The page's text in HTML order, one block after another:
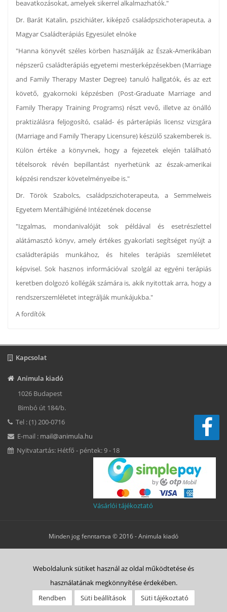
beavatkozásokat, amelyek sikerrel alkalmazhatók."
Dr. Barát Katalin, pszichiáter, kiképző családpszichoterapeuta, a
Magyar Családterápiás Egyesület elnöke
"Hanna könyvét széles körben használják az Észak-Amerikában
népszerű családterápiás egyetemi mesterképzésekben (Marriage
and Family Therapy Master Degree) tanuló hallgatók, és az ezt
követő, gyakornoki képzésben (Post-Graduate Marriage and
Family Therapy Training Programs) részt vevő, illetve az önálló
praktizálásra feljogosító, család- és párterápiás licensz vizsgára
(Marriage and Family Therapy Licensure) készülő szakemberek is.
Külön értéke a könyvnek, hogy a fejezetek elején található
tételsorok révén bepillantást nyerhetünk az észak-amerikai
képzési rendszer követelményeibe is."
Dr. Török Szabolcs, családpszichoterapeuta, a Semmelweis
Egyetem Mentálhigiéné Intézetének docense
"Izgalmas, mondanivalóját sok példával és esetrészlettel
alátámasztó könyv, amely értékes gyakorlati segítséget nyújt a
családterápiás munkához, és hiteles terápiás szemléletet
képvisel. Sok hasznos információval szolgál az egyéni terápiás
keretben dolgozó kollégák számára is, akik nyitottak arra, hogy a
rendszerszemléletet integrálják munkájukba."
A fordítók
Kapcsolat
Animula kiadó
1026 Budapest
Bimbó út 184/b.
Tel : (1) 200-0716
E-mail : mail@animula.hu
Nyitvatartás: Hétfő - péntek: 9 - 18
Vásárlói tájékoztató
Minden jog fenntartva © 2016 -Animula kiadó
ÁSZF Adatkezelési tájékoztató Süti tájékoztató Szerzői jog
Rólunk Vásárlás menete Animulitas Bolt Kapcsolat
Belépés HELP
Weboldalunk sütiket használ az oldal működtetése és
használatának megkönnyítése érdekében.
Rendben
Süti beállítások Süti tájékoztató